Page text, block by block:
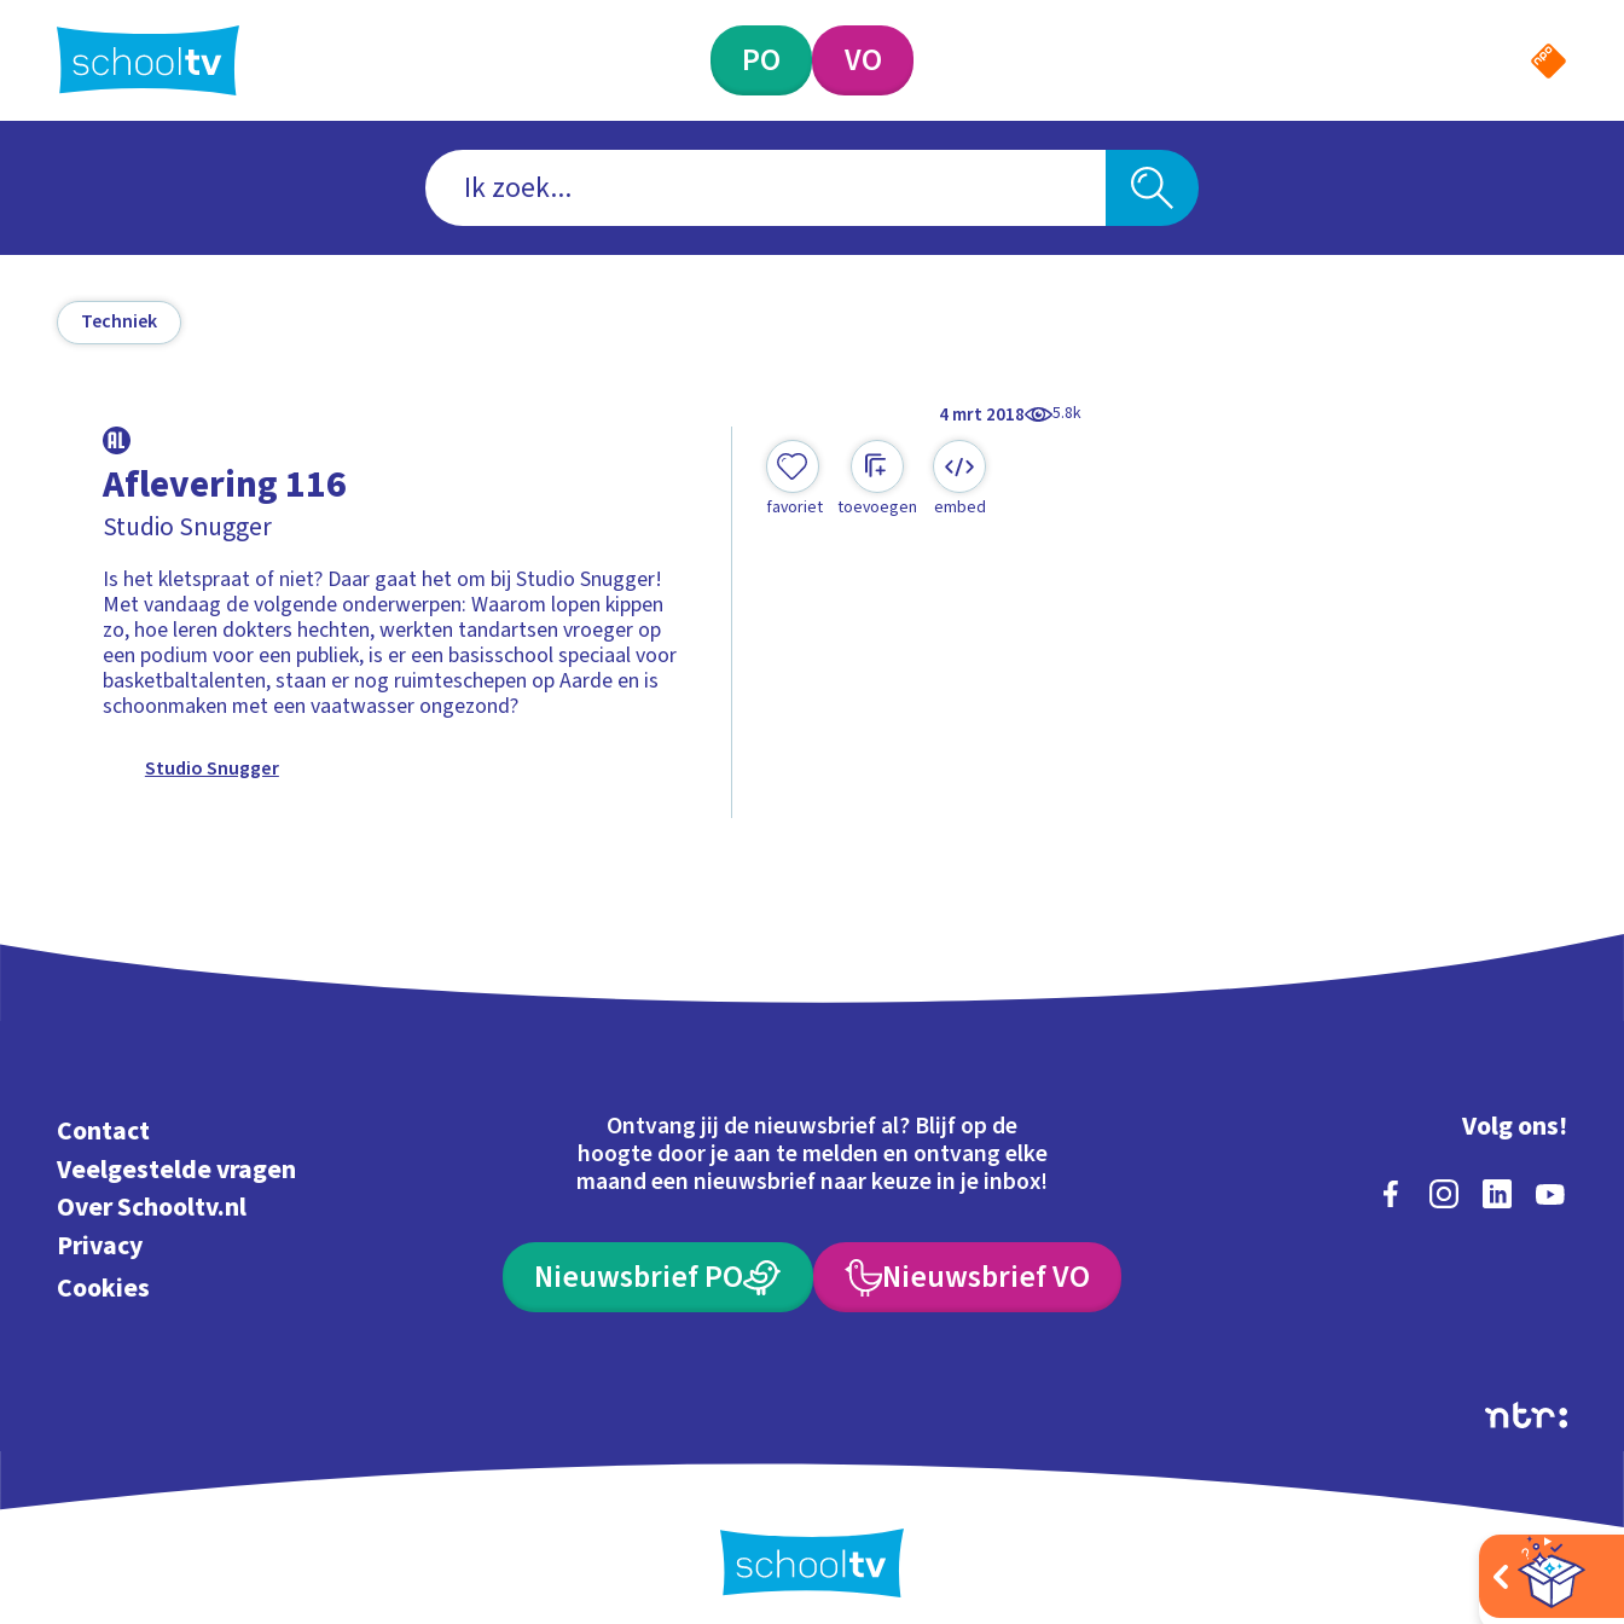
hoofdinhoud
PO VO
Techniek
4 mrt 2018 5.8k
Aflevering 116
Studio Snugger
Is het kletspraat of niet? Daar gaat het om bij Studio Snugger!
Met vandaag de volgende onderwerpen: Waarom lopen kippen
zo, hoe leren dokters hechten, werkten tandartsen vroeger op
een podium voor een publiek, is er een basisschool speciaal voor
basketbaltalenten, staan er nog ruimteschepen op Aarde en is
schoonmaken met een vaatwasser ongezond?
Studio Snugger
favoriet toevoegen embed
Contact
Veelgestelde vragen
Over Schooltv.nl
Privacy
Cookies
Ontvang jij de nieuwsbrief al? Blijf op de
hoogte door je aan te melden en ontvang elke
maand een nieuwsbrief naar keuze in je inbox!
Nieuwsbrief PO Nieuwsbrief VO
Volg ons!
Extra's